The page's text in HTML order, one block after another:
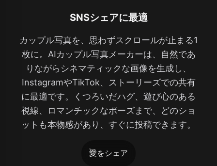
SNSシェアに最適
カップル写真を、思わずスクロールが止まる1
枚に。AIカップル写真メーカーは、自然であ
りながらシネマティックな画像を生成し、
InstagramやTikTok、ストーリーズでの共有
に最適です。くつろいだハグ、遊び心のある
視線、ロマンチックなポーズまで、どのショ
ットも本物感があり、すぐに投稿できます。
愛をシェア